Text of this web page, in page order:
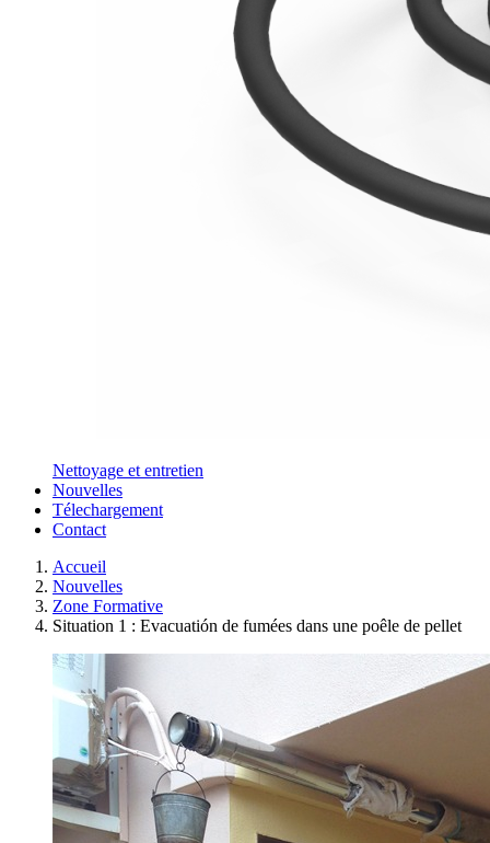
Nettoyage et entretien
Nouvelles
Télechargement
Contact
Accueil
Nouvelles
Zone Formative
Situation 1 : Evacuatión de fumées dans une poêle de pellet